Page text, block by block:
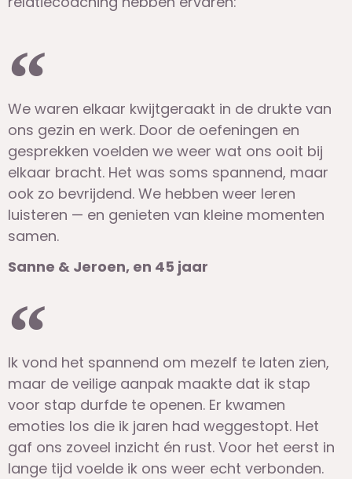
We waren elkaar kwijtgeraakt in de drukte van
ons gezin en werk. Door de oefeningen en
gesprekken voelden we weer wat ons ooit bij
elkaar bracht. Het was soms spannend, maar
ook zo bevrijdend. We hebben weer leren
luisteren — en genieten van kleine momenten
samen.
Sanne & Jeroen, en 45 jaar
Ik vond het spannend om mezelf te laten zien,
maar de veilige aanpak maakte dat ik stap
voor stap durfde te openen. Er kwamen
emoties los die ik jaren had weggestopt. Het
gaf ons zoveel inzicht én rust. Voor het eerst in
lange tijd voelde ik ons weer echt verbonden.